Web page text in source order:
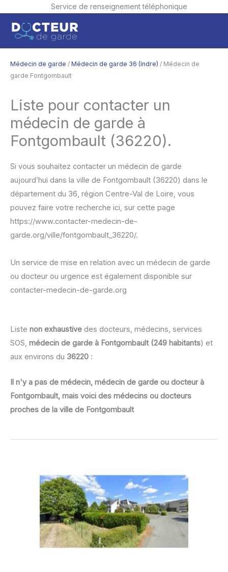
Service de renseignement téléphonique
contenu
Médecin de garde / Médecin de garde 36 (Indre) / Médecin de
garde Fontgombault
Liste pour contacter un
médecin de garde à
Fontgombault (36220).
Si vous souhaitez contacter un médecin de garde
aujourd’hui dans la ville de Fontgombault (36220) dans le
département du 36, région Centre-Val de Loire, vous
pouvez faire votre recherche ici, sur cette page
https://www.contacter-medecin-de-
garde.org/ville/fontgombault_36220/.
Un service de mise en relation avec un médecin de garde
ou docteur ou urgence est également disponible sur
contacter-medecin-de-garde.org
Liste non exhaustive des docteurs, médecins, services
SOS, médecin de garde à Fontgombault (249 habitants) et
aux environs du 36220 :
Il n'y a pas de médecin, médecin de garde ou docteur à
Fontgombault, mais voici des médecins ou docteurs
proches de la ville de Fontgombault